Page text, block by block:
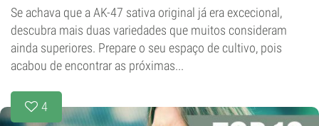
Se achava que a AK-47 sativa original já era excecional,
descubra mais duas variedades que muitos consideram
ainda superiores. Prepare o seu espaço de cultivo, pois
acabou de encontrar as próximas...
4